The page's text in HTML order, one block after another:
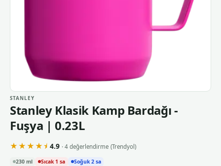
STANLEY
Stanley Klasik Kamp Bardağı -
Fuşya | 0.23L
★★★★⯨ 4.9 · 4 değerlendirme (Trendyol)
230 ml Sıcak 1 sa Soğuk 2 sa